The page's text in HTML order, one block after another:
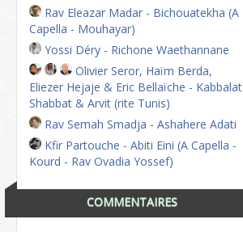
Rav Eleazar Madar - Bichouatekha (A
Capella - Mouhayar)
Yossi Déry - Richone Waethannane
Olivier Seror, Haïm Berda,
Eliezer Hejaje & Eric Bellaïche - Kabbalat
Shabbat & Arvit (rite Tunis)
Rav Semah Smadja - Ashahere Adati
Kfir Partouche - Abiti Eini (A Capella -
Kourd - Rav Ovadia Yossef)
COMMENTAIRES